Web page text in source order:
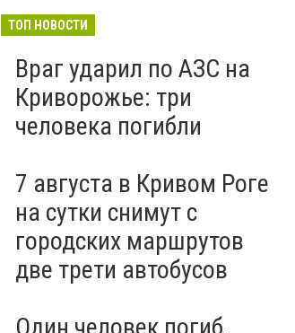
Ночью россияне атаковали
ПВО уничтожила и
подавила 114 БпЛА
09:08
7 августа
Общенациональная минута
память жертв войны, -
ВИДЕО
09:00
ТОП НОВОСТИ
Враг ударил по АЗС на
Криворожье: три
человека погибли
7 августа в Кривом Роге
на сутки снимут с
городских маршрутов
две трети автобусов